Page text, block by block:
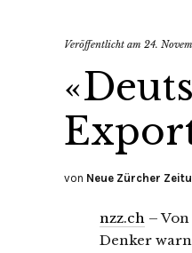
Veröffentlicht am 24.
von Neue Zürcher
nzz.ch –
Denker